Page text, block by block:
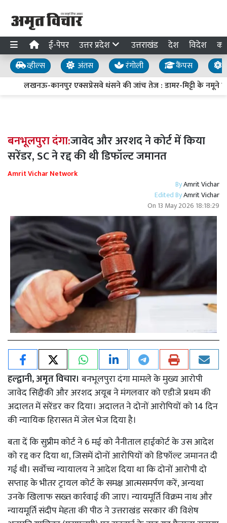
ई-पेपर उत्तर प्रदेश उत्तराखंड देश विदेश
व्हील्स अंतस रंगोली कैंपस
लखनऊ-कानपुर एक्सप्रेसवे धंसने की जांच तेज : डामर-मिट्टी के नमूने
बनभूलपुरा दंगा:जावेद और अरशद ने कोर्ट में किया
सरेंडर, SC ने रद्द की थी डिफॉल्ट जमानत
Amrit Vichar Network
ByAmrit Vichar
Edited ByAmrit Vichar
On 13 May 2026 18:18:29
हल्द्वानी, अमृत विचार। बनभूलपुरा दंगा मामले के मुख्य आरोपी
जावेद सिद्दीकी और अरशद अयूब ने मंगलवार को एडीजे प्रथम की
अदालत में सरेंडर कर दिया। अदालत ने दोनों आरोपियों को 14 दिन
की न्यायिक हिरासत में जेल भेज दिया है।
बता दें कि सुप्रीम कोर्ट ने 6 मई को नैनीताल हाईकोर्ट के उस आदेश
को रद्द कर दिया था, जिसमें दोनों आरोपियों को डिफॉल्ट जमानत दी
गई थी। सर्वोच्च न्यायालय ने आदेश दिया था कि दोनों आरोपी दो
सप्ताह के भीतर ट्रायल कोर्ट के समक्ष आत्मसमर्पण करें, अन्यथा
उनके खिलाफ सख्त कार्रवाई की जाए। न्यायमूर्ति विक्रम नाथ और
न्यायमूर्ति संदीप मेहता की पीठ ने उत्तराखंड सरकार की विशेष